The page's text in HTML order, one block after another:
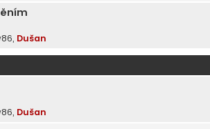
, Dušan
, Dušan